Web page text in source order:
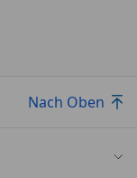
Nach Oben